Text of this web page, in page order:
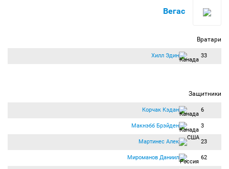
Вегас
Вратари
Хилл Эдин 33
Защитники
Корчак Кэдан 6
Макнэбб Брэйден 3
Мартинес Алек 23
Мироманов Даниил 62